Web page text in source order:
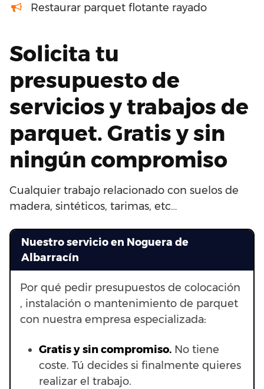
Restaurar parquet flotante rayado
Solicita tu
presupuesto de
servicios y trabajos de
parquet. Gratis y sin
ningún compromiso
Cualquier trabajo relacionado con suelos de
madera, sintéticos, tarimas, etc…
Nuestro servicio en Noguera de
Albarracín
Por qué pedir presupuestos de colocación
, instalación o mantenimiento de parquet
con nuestra empresa especializada:
Gratis y sin compromiso. No tiene
coste. Tú decides si finalmente quieres
realizar el trabajo.